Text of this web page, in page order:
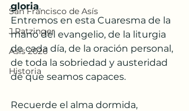
San Francisco de Asís
J.Ratzinger
Asís 2026
Historia
gloria.
Entremos en esta Cuaresma de la
mano del evangelio, de la liturgia
de cada día, de la oración personal,
de toda la sobriedad y austeridad
de que seamos capaces.
Recuerde el alma dormida,